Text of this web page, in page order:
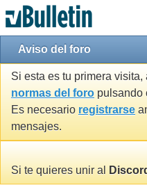
Aviso del foro
Si esta es tu primera
normas del foro pulsando
Es necesario registrarse
mensajes.
Si te quieres unir al